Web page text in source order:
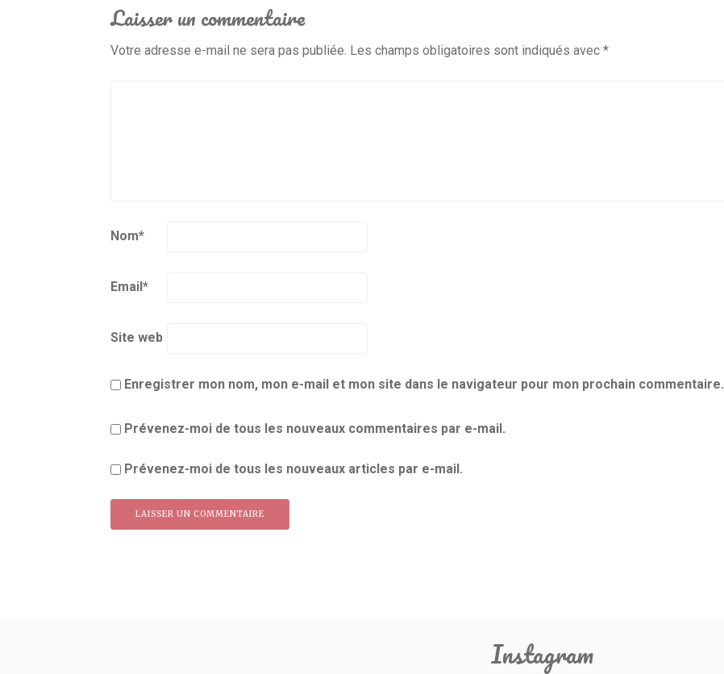
Laisser un commentaire
Votre adresse e-mail ne sera pas publiée. Les champs obligatoires sont indiqués avec *
Nom*
Email *
Site web
Enregistrer mon nom, mon e-mail et mon site dans le navigateur pour mon prochain commentaire.
Prévenez-moi de tous les nouveaux commentaires par e-mail.
Prévenez-moi de tous les nouveaux articles par e-mail.
Instagram